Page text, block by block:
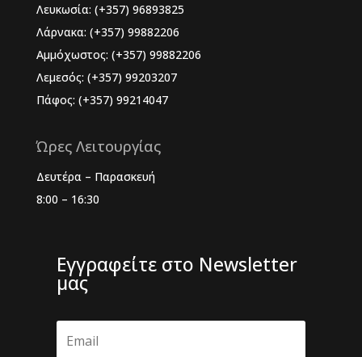
Λευκωσία: (+357) 96893825
Λάρνακα: (+357) 99882206
Αμμόχωστος: (+357) 99882206
Λεμεσός: (+357) 99203207
Πάφος: (+357) 99214047
Ώρες Λειτουργίας
Δευτέρα – Παρασκευή
8:00 – 16:30
Εγγραφείτε στο Newsletter
μας